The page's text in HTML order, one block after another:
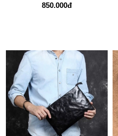
850.000đ